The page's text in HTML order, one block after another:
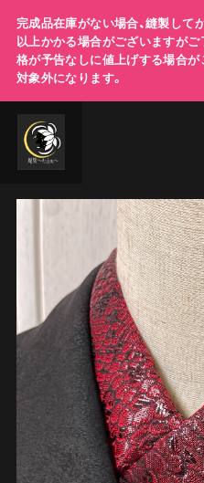
完成品在庫がない場合、縫製して
以上かかる場合がございますがご
格が予告なしに値上げする場合が
対象外になります。